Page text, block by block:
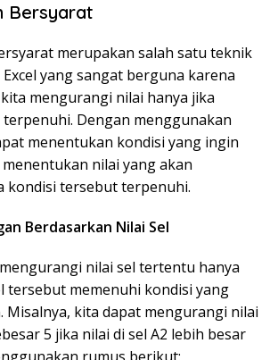
Bersyarat
merupakan salah satu teknik
yang sangat berguna karena
mengurangi nilai hanya jika
Dengan menggunakan
menentukan kondisi yang ingin
nilai yang akan
kondisi tersebut terpenuhi.
Berdasarkan Nilai Sel
nilai sel tertentu hanya
tersebut memenuhi kondisi yang
Misalnya, kita dapat mengurangi nilai
5 jika nilai di sel A2 lebih besar